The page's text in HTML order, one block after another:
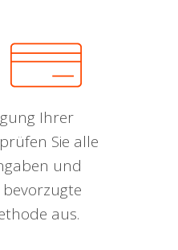
Ihrer
Sie alle
und
aus.